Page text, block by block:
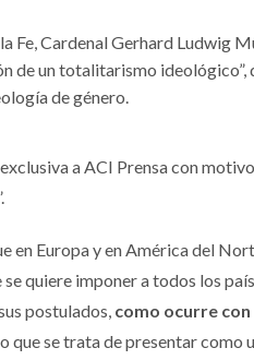
Fe, Cardenal Gerhard Ludwig
de un totalitarismo ideológico”,
de género.
a ACI Prensa con
en Europa y en América del
se quiere imponer a todos los
postulados, como ocurre
que se trata de presentar como